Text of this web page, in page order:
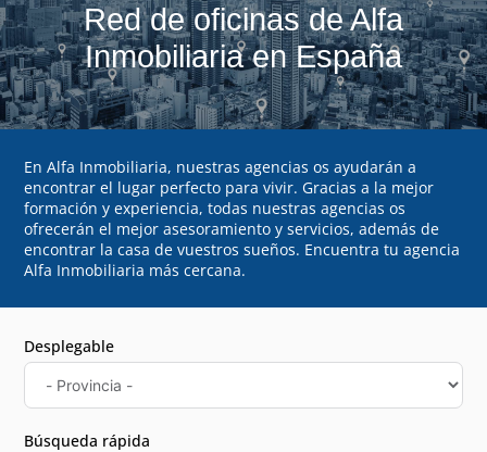
Red de oficinas de Alfa
Inmobiliaria en España
En Alfa Inmobiliaria, nuestras agencias os ayudarán a
encontrar el lugar perfecto para vivir. Gracias a la mejor
formación y experiencia, todas nuestras agencias os
ofrecerán el mejor asesoramiento y servicios, además de
encontrar la casa de vuestros sueños. Encuentra tu agencia
Alfa Inmobiliaria más cercana.
Desplegable
Búsqueda rápida